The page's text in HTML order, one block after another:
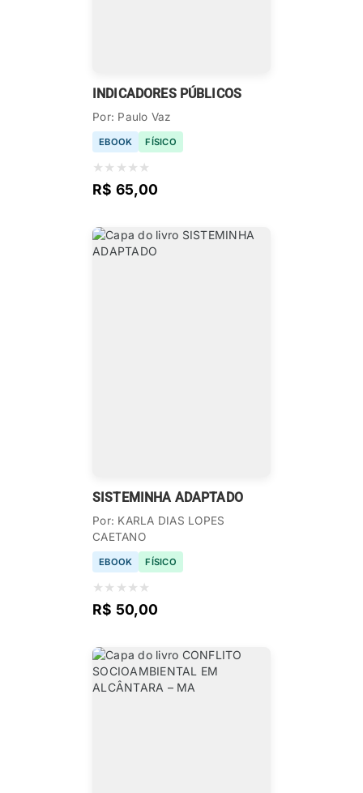
INDICADORES PÚBLICOS
Por: Paulo Vaz
EBOOK FÍSICO
★ ★ ★ ★ ★
R$ 65,00
SISTEMINHA ADAPTADO
Por: KARLA DIAS LOPES
CAETANO
EBOOK FÍSICO
★ ★ ★ ★ ★
R$ 50,00